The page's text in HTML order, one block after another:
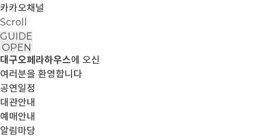
카카오채널
Scroll
GUIDE
OPEN
대구오페라하우스에 오신
여러분을 환영합니다
공연일정
대관안내
예매안내
알림마당